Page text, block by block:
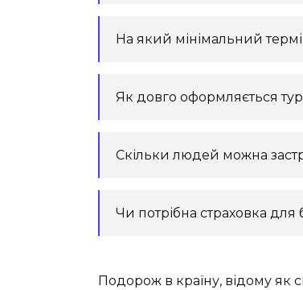
На який мінімальний
Як довго оформляється
Скільки людей можна
Чи потрібна страховка для
Подорож в країну, відому як